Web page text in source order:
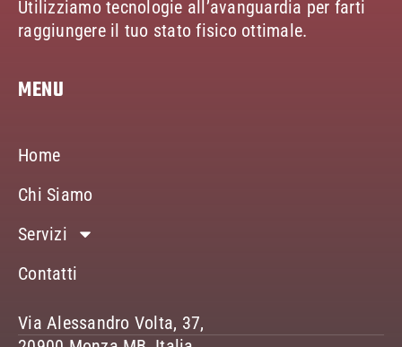
Utilizziamo tecnologie all’avanguardia per farti
raggiungere il tuo stato fisico ottimale.
MENU
Home
Chi Siamo
Servizi
Contatti
Via Alessandro Volta, 37,